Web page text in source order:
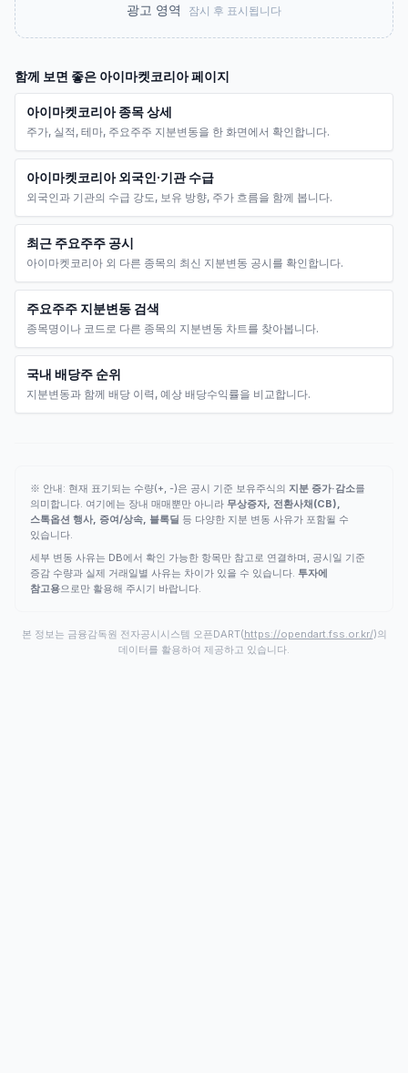
광고 영역 잠시 후 표시됩니다
함께 보면 좋은 아이마켓코리아페이지
아이마켓코리아 종목 상세
주가, 실적, 테마, 주요주주 지분변동을 한 화면에서 확인합니다.
아이마켓코리아 외국인·기관 수급
외국인과 기관의 수급 강도, 보유 방향, 주가 흐름을 함께 봅니다.
최근 주요주주 공시
아이마켓코리아 외 다른 종목의 최신 지분변동 공시를 확인합니다.
주요주주 지분변동 검색
종목명이나 코드로 다른 종목의 지분변동 차트를 찾아봅니다.
국내 배당주 순위
지분변동과 함께 배당 이력, 예상 배당수익률을 비교합니다.
※ 안내: 현재 표기되는 수량(+, -)은 공시 기준 보유주식의 지분 증가·감소를
의미합니다. 여기에는 장내 매매뿐만 아니라 무상증자, 전환사채(CB),
스톡옵션 행사, 증여/상속, 블록딜 등 다양한 지분 변동 사유가 포함될 수
있습니다.
세부 변동 사유는 DB에서 확인 가능한 항목만 참고로 연결하며, 공시일 기준
증감 수량과 실제 거래일별 사유는 차이가 있을 수 있습니다. 투자에
참고용으로만 활용해 주시기 바랍니다.
본 정보는 금융감독원 전자공시시스템 오픈DART(https://opendart.fss.or.kr/)의
데이터를 활용하여 제공하고 있습니다.